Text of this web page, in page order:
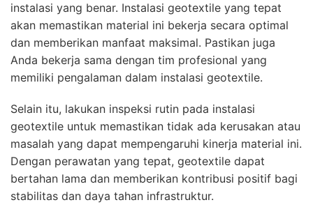
instalasi yang benar. Instalasi geotextile yang tepat
akan memastikan material ini bekerja secara optimal
dan memberikan manfaat maksimal. Pastikan juga
Anda bekerja sama dengan tim profesional yang
memiliki pengalaman dalam instalasi geotextile.
Selain itu, lakukan inspeksi rutin pada instalasi
geotextile untuk memastikan tidak ada kerusakan atau
masalah yang dapat mempengaruhi kinerja material ini.
Dengan perawatan yang tepat, geotextile dapat
bertahan lama dan memberikan kontribusi positif bagi
stabilitas dan daya tahan infrastruktur.